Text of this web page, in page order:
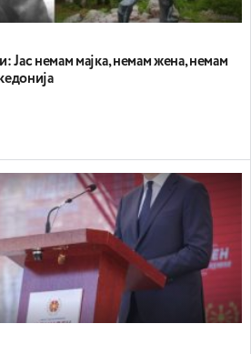
Јас немам мајка, немам жена, немам